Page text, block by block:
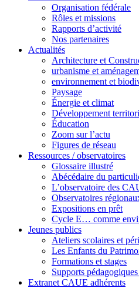
Organisation fédérale
Rôles et missions
Rapports d’activité
Nos partenaires
Actualités
Architecture et
urbanisme et
environnement et
Paysage
Énergie et climat
Développement
Éducation
Zoom sur l’actu
Figures de réseau
Ressources / observatoires
Glossaire illustré
Abécédaire du
L’observatoire des
Observatoires
Expositions en prêt
Cycle E… comme
Jeunes publics
Ateliers scolaires et
Les Enfants du
Formations et stages
Supports
Extranet CAUE adhérents